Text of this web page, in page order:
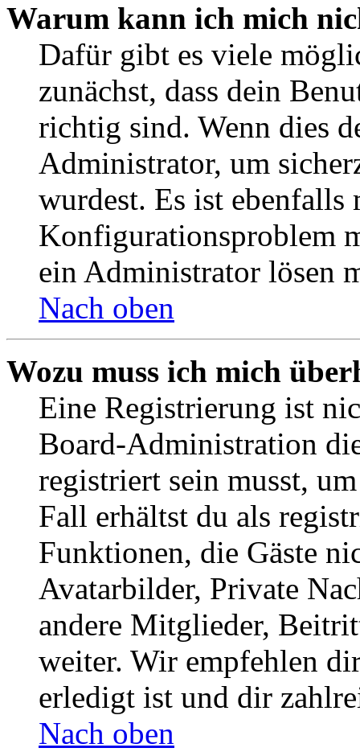
Warum kann ich mich
Dafür gibt es viele
zunächst, dass dein
richtig sind. Wenn dies
Administrator, um
wurdest. Es ist ebenfalls
Konfigurationsproblem
ein Administrator lösen
Nach oben
Wozu muss ich mich
Eine Registrierung ist
Board-Administration
registriert sein musst,
Fall erhältst du als
Funktionen, die Gäste
Avatarbilder, Private
andere Mitglieder,
weiter. Wir empfehlen
erledigt ist und dir
Nach oben